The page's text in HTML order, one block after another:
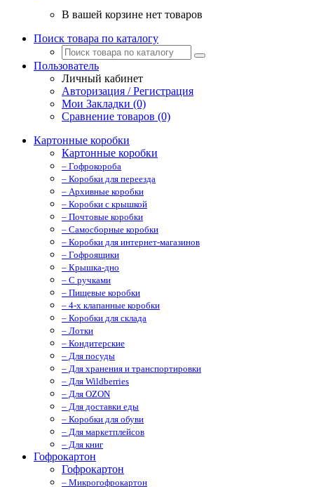
В вашей корзине нет товаров
Поиск товара по каталогу
Пользователь
Личный кабинет
Авторизация / Регистрация
Мои Закладки (0)
Сравнение товаров (0)
Картонные коробки
Картонные коробки
– Гофрокороба
– Коробки для переезда
– Архивные коробки
– Коробки с крышкой
– Почтовые коробки
– Самосборные коробки
– Коробки для интернет-магазинов
– Гофроящики
– Крышка-дно
– С ручками
– Пищевые коробки
– 4-х клапанные коробки
– Коробки для склада
– Лотки
– Кондитерские
– Для посуды
– Для хранения и транспортировки
– Для Wildberries
– Для OZON
– Для доставки еды
– Коробки для обуви
– Для маркетплейсов
– Для книг
Гофрокартон
Гофрокартон
– Микрогофрокартон